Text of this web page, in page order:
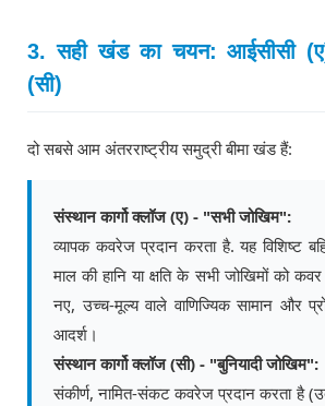
3. सही खंड का चयन: आईसीसी
(सी)
दो सबसे आम अंतरराष्ट्रीय समुद्री बीमा खंड हैं:
संस्थान कार्गो क्लॉज (ए) - "सभी जोखिम":
व्यापक कवरेज प्रदान करता है. यह विशिष्ट
माल की हानि या क्षति के सभी जोखिमों को
नए, उच्च-मूल्य वाले वाणिज्यिक सामान और
आदर्श।
संस्थान कार्गो क्लॉज (सी) - "बुनियादी जोखिम":
संकीर्ण, नामित-संकट कवरेज प्रदान करता है